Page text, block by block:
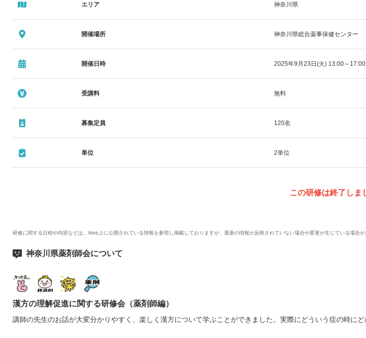
講師：（MCI当事者）
（えがお代表）
講演④・SGD内容：（未定）
講師・SGD進行：松島 大輔 氏（田辺薬局）
エリア 神奈川県
開催場所 神奈川県総合薬事保健センター
開催日時 2025年9月23日(火) 13:00～17:00
受講料 無料
募集定員 120名
単位 2単位
この研修は終了しま
研修に関する日程や内容などは、Web上に公開されている情報を参照し掲載しておりますが、最新の情報が反映されていない場合や変更が生じている場合
神奈川県薬剤師会について
漢方の理解促進に関する研修会（薬剤師編）
講師の先生のお話が大変分かりやすく、楽しく漢方について学ぶことができました。実際にどういう症の時に